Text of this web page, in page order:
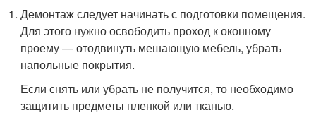
Демонтаж следует начинать с подготовки помещения.
Для этого нужно освободить проход к оконному
проему — отодвинуть мешающую мебель, убрать
напольные покрытия.
Если снять или убрать не получится, то необходимо
защитить предметы пленкой или тканью.